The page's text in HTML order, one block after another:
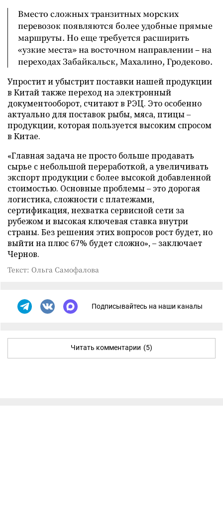
Вместо сложных транзитных морских
перевозок появляются более удобные прямые
маршруты. Но еще требуется расширить
«узкие места» на восточном направлении – на
переходах Забайкальск, Махалино, Гродеково.
Упростит и убыстрит поставки нашей продукции
в Китай также переход на электронный
документооборот, считают в РЭЦ. Это особенно
актуально для поставок рыбы, мяса, птицы –
продукции, которая пользуется высоким спросом
в Китае.
«Главная задача не просто больше продавать
сырье с небольшой переработкой, а увеличивать
экспорт продукции с более высокой добавленной
стоимостью. Основные проблемы – это дорогая
логистика, сложности с платежами,
сертификация, нехватка сервисной сети за
рубежом и высокая ключевая ставка внутри
страны. Без решения этих вопросов рост будет, но
выйти на плюс 67% будет сложно», – заключает
Чернов.
Текст: Ольга Самофалова
Подписывайтесь на наши каналы
Читать комментарии (5)